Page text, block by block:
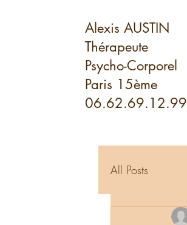
Alexis AUSTIN
Thérapeute
Psycho-Corporel
Paris 15ème
06.62.69.12.99
All Posts